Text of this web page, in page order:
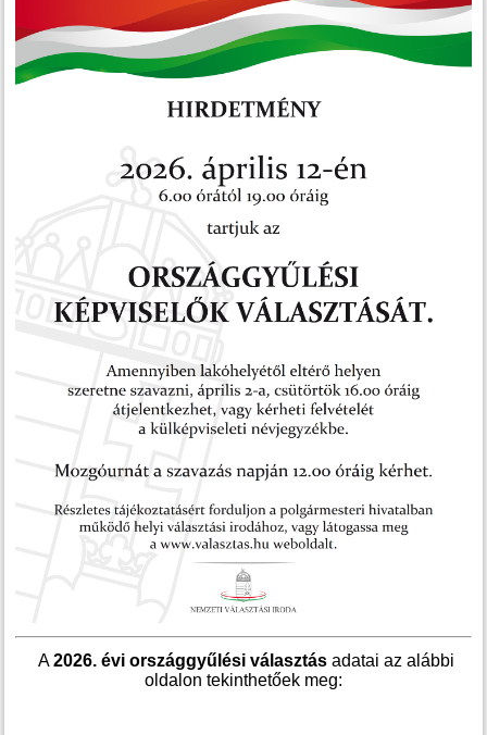
A2026. évi országgyűlési választásadatai az alábbi
oldalon tekinthetőek meg: